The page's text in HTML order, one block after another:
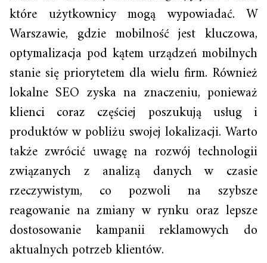
które użytkownicy mogą wypowiadać. W
Warszawie, gdzie mobilność jest kluczowa,
optymalizacja pod kątem urządzeń mobilnych
stanie się priorytetem dla wielu firm. Również
lokalne SEO zyska na znaczeniu, ponieważ
klienci coraz częściej poszukują usług i
produktów w pobliżu swojej lokalizacji. Warto
także zwrócić uwagę na rozwój technologii
związanych z analizą danych w czasie
rzeczywistym, co pozwoli na szybsze
reagowanie na zmiany w rynku oraz lepsze
dostosowanie kampanii reklamowych do
aktualnych potrzeb klientów.